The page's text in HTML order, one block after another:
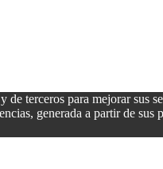
de terceros para mejorar sus
generada a partir de